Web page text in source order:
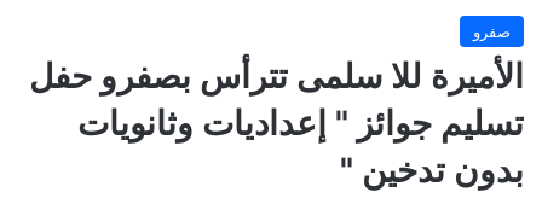
صفرو
الأميرة للا سلمى تترأس بصفرو حفل
تسليم جوائز " إعداديات وثانويات
بدون تدخين "